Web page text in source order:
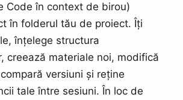
Code în context de birou)
în folderul tău de proiect. Îți
înțelege structura
creează materiale noi, modifică
versiuni și reține
tale între sesiuni. În loc de